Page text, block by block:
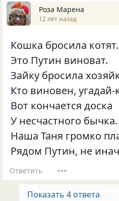
Роза Марена
12 лет назад
Кошка бросила котят.
Это Путин виноват.
Зайку бросила
Кто виновен, угадай-
Вот кончается доска
У несчастного бычка.
Наша Таня громко
Рядом Путин, не
Ответить
Показать 4 ответа